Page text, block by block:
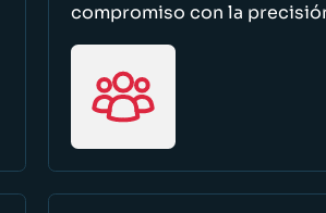
compromiso con la